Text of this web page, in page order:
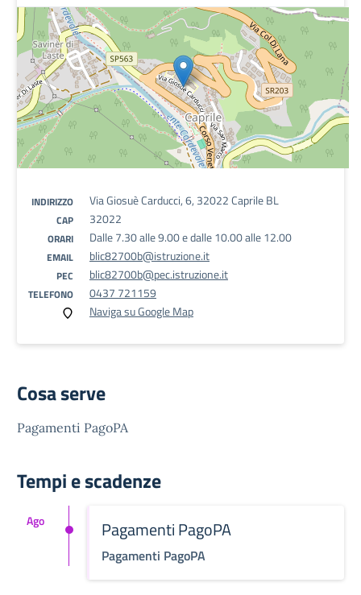
INDIRIZZO Via Giosuè Carducci, 6, 32022 Caprile BL
CAP 32022
ORARI Dalle 7.30 alle 9.00 e dalle 10.00 alle 12.00
EMAIL blic82700b@istruzione.it
PEC blic82700b@pec.istruzione.it
TELEFONO
0437 721159
Naviga su Google Map
Cosa serve
Pagamenti PagoPA
Tempi e scadenze
Pagamenti PagoPA
Pagamenti PagoPA
Ago